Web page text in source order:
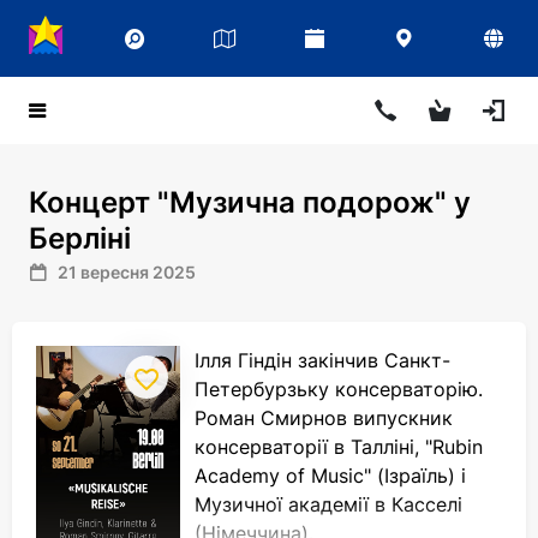
Концерт "Музична подорож" у
Берліні
21 вересня 2025
Ілля Гіндін закінчив Санкт-
Петербурзьку консерваторію.
Роман Смирнов випускник
консерваторії в Талліні, "Rubin
Academy of Music" (Ізраїль) і
Музичної академії в Касселі
(Німеччина).